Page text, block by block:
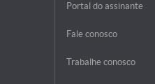
Portal do assinante
Fale conosco
Trabalhe conosco